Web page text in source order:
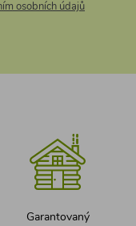
osobních údajů
Garantovaný